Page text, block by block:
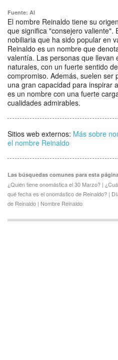
Fuente: AI
El nombre Reinaldo tiene su
que significa "consejero valiente".
nobiliaria que ha sido popular en
Reinaldo es un nombre que
valentía. Las personas que
naturales, con un fuerte sentido
compromiso. Además, suelen ser
una gran capacidad para inspirar
es un nombre con una fuerte
cualidades admirables.
Sitios web externos: Más sobre
el nombre Reinaldo
Las búsquedas comunes para esta
¿Quién tiene onomástica el 30 Marzo? |
qué fecha es el onomástico de Reinaldo? |
de Reinaldo | Nombre Reinaldo